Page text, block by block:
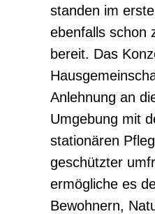
standen im
ebenfalls schon
bereit. Das
Anlehnung an
Umgebung mit
stationären
geschützter
ermögliche es
Bewohnern,